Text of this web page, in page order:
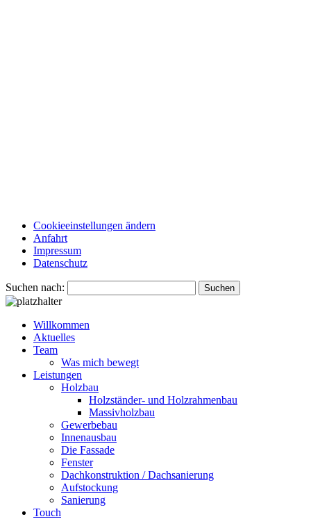
Cookieeinstellungen ändern
Anfahrt
Impressum
Datenschutz
Suchen nach:
Willkommen
Aktuelles
Team
Was mich bewegt
Leistungen
Holzbau
Holzständer- und Holzrahmenbau
Massivholzbau
Gewerbebau
Innenausbau
Die Fassade
Fenster
Dachkonstruktion / Dachsanierung
Aufstockung
Sanierung
Touch